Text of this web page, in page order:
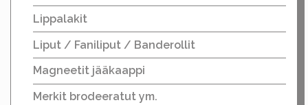
Lippalakit
Liput / Faniliput / Banderollit
Magneetit jääkaappi
Merkit brodeeratut ym.